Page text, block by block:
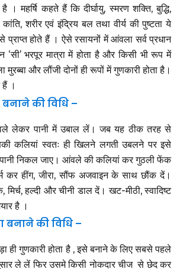
महर्षि कहते हैं कि दीर्घायु, स्मरण शक्ति, बुद्धि,
शरीर एवं इंद्रिय बल तथा वीर्य की पुष्टता ये
होते हैं । ऐसे रसायनों में आंवला सर्व प्रधान
‘सी’ भरपूर मात्रा में होता है और किसी भी रूप में
मुरब्बा और लौंजी दोनों ही रूपों में गुणकारी होता है।
।
की विधि –
लेकर पानी में उबाल लें। जब यह ठीक तरह से
कलियां स्वतः ही खिलने लगती उबलने पर इसे
निकल जाए। आंवले की कलियां कर गुठली फेंक
कर हींग, जीरा, सौंफ अजवाइन के साथ छौंक दें।
हल्दी और चीनी डाल दें। खट-मीठी, स्वादिष्ट
है ।
की विधि –
ही गुणकारी होता है , इसे बनाने के लिए सबसे पहले
ले लें फिर उसमे किसी नोकदार चीज से छेद कर